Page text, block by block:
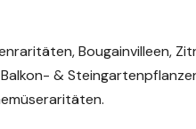
Bougainvilleen,
&